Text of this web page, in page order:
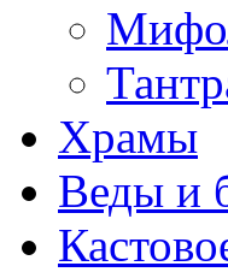
Храмы
Веды и